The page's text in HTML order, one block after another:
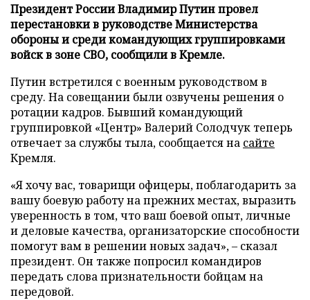
Президент России Владимир Путин провел
перестановки в руководстве Министерства
обороны и среди командующих группировками
войск в зоне СВО, сообщили в Кремле.
Путин встретился с военным руководством в
среду. На совещании были озвучены решения о
ротации кадров. Бывший командующий
группировкой «Центр» Валерий Солодчук теперь
отвечает за службы тыла, сообщается на сайте
Кремля.
«Я хочу вас, товарищи офицеры, поблагодарить за
вашу боевую работу на прежних местах, выразить
уверенность в том, что ваш боевой опыт, личные
и деловые качества, организаторские способности
помогут вам в решении новых задач», – сказал
президент. Он также попросил командиров
передать слова признательности бойцам на
передовой.